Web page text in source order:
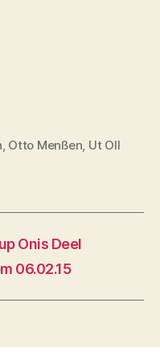
, Otto Menßen, Ut Oll
Onis Deel
06.02.15